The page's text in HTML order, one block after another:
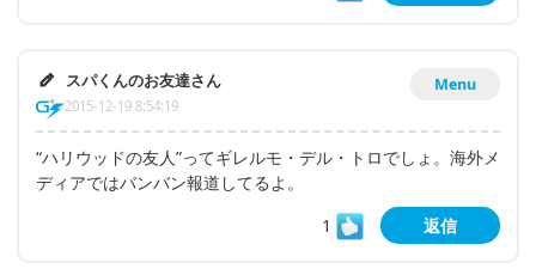
Menu
スパくんのお友達さん
2015-12-19 8:54:19
“ハリウッドの友人”ってギレルモ・デル・トロでしょ。海外メ
ディアではバンバン報道してるよ。
1
返信